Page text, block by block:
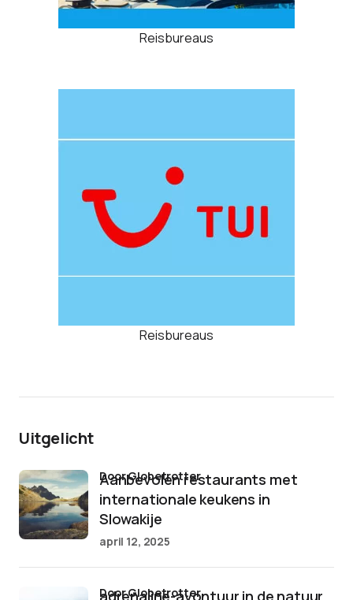
Reisbureaus
Reisbureaus
Uitgelicht
Aanbevolen restaurants met
internationale keukens in
Slowakije
door Globetrotter
april 12, 2025
adrenaline-avontuur in de natuur
door Globetrotter